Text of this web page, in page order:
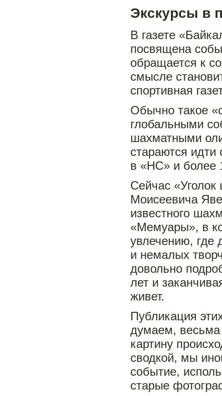
Экскурсы в
В газете
посвящена
обращается к
смысле
спортивная
Обычно такое
глобальными
шахматными
стараются
в «НС» и более
Сейчас
Моисеевича
известного
«Мемуары», в
увлечению, где
и немалых
довольно
лет и
живет.
Публикация
думаем, весьма
картину
сводкой, мы
событие,
старые